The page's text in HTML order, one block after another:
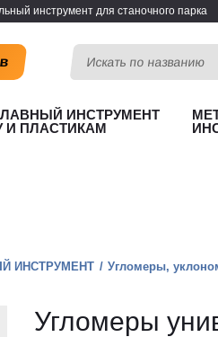
инструмент для станочного парка
ИНСТРУМЕНТ
И ПЛАСТИКАМ
ИНСТРУМЕНТ Угломеры,
Угломеры